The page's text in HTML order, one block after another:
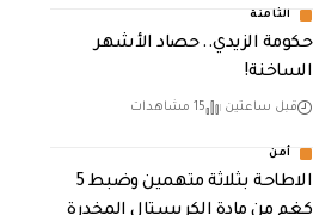
الثامنة
حكومة الزيدي.. حصاد الأشهر
الساخنة!
قبل ساعتين 15 مشاهدات
أمن
الاطاحة بثلاثة متهمين وضبط 5
كغم من مادة الكريستال المخدرة ​